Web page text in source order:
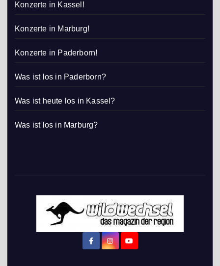
Konzerte in Kassel!
Konzerte in Marburg!
Konzerte in Paderborn!
Was ist los in Paderborn?
Was ist heute los in Kassel?
Was ist los in Marburg?